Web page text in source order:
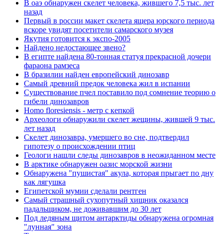
В оаэ обнаружен скелет человека, жившего 7,5 тыс. лет
назад
Первый в россии макет скелета ящера юрского периода
вскоре увидят посетители самарского музея
Якутия готовится к экспо-2005
Найдено недостающее звено?
В египте найдена 80-тонная статуя прекрасной дочери
фараона рамзеса
В бразилии найден европейский динозавр
Самый древний предок человека жил в испании
Существование пчел поставило под сомнение теорию о
гибели динозавров
Homo floresiensis - метр с кепкой
Археологи обнаружили скелет жещины, жившей 9 тыс.
лет назад
Скелет динозавра, умершего во сне, подтвердил
гипотезу о происхождении птиц
Геологи нашли следы динозавров в неожиданном месте
В арктике обнаружен оазис морской жизни
Обнаружена "пушистая" акула, которая прыгает по дну
как лягушка
Египетской мумии сделали рентген
Самый страшный сухопутный хищник оказался
падальщиком, не доживавшим до 30 лет
Под ледяным щитом антарктиды обнаружена огромная
"лунная" зона